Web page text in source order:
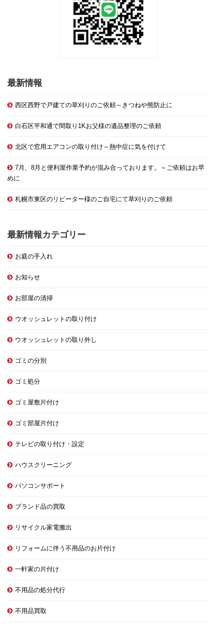
最新情報
西区西野で戸建ての草刈りのご依頼～きつねや熊防止に
白石区平和通で間取り1Kお父様の遺品整理のご依頼
北区で窓用エアコンの取り付け～熱中症に気を付けて
7月、8月と便利屋作業予約が混み合っております。～ご依頼はお早
めに
札幌市東区のリピーター様のご自宅にて草刈りのご依頼
最新情報カテゴリー
お庭の手入れ
お知らせ
お部屋の清掃
ウオッシュレットの取り付け
ウオッシュレットの取り外し
ゴミの分別
ゴミ処分
ゴミ屋敷片付け
ゴミ部屋片付け
テレビの取り付け・設定
ハウスクリーニング
パソコンサポート
ブランド品の買取
リサイクル家電搬出
リフォームに伴う不用品のお片付け
一軒家の片付け
不用品の処分代行
不用品買取